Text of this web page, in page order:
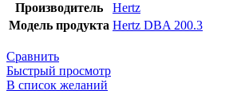
Производитель
Hertz
Модель продукта Hertz DBA 200.3
Сравнить
Быстрый просмотр
В список желаний